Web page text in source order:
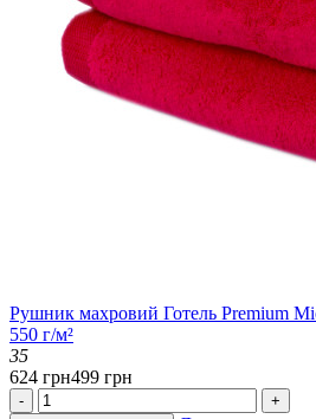
Рушник махровий Готель Premium
550 г/м²
35
624 грн499 грн
-
+